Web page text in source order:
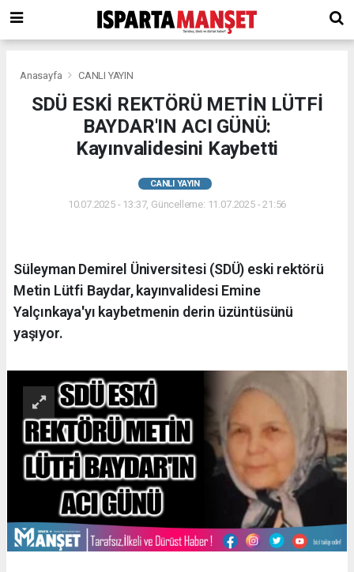
Anasayfa CANLI YAYIN
SDÜ ESKİ REKTÖRÜ METİN LÜTFİ
BAYDAR'IN ACI GÜNÜ:
Kayınvalidesini Kaybetti
CANLI YAYIN
10.07.2025 - 13:37, Güncelleme: 11.07.2025 - 21:56
Süleyman Demirel Üniversitesi (SDÜ) eski rektörü
Metin Lütfi Baydar, kayınvalidesi Emine
Yalçınkaya'yı kaybetmenin derin üzüntüsünü
yaşıyor.